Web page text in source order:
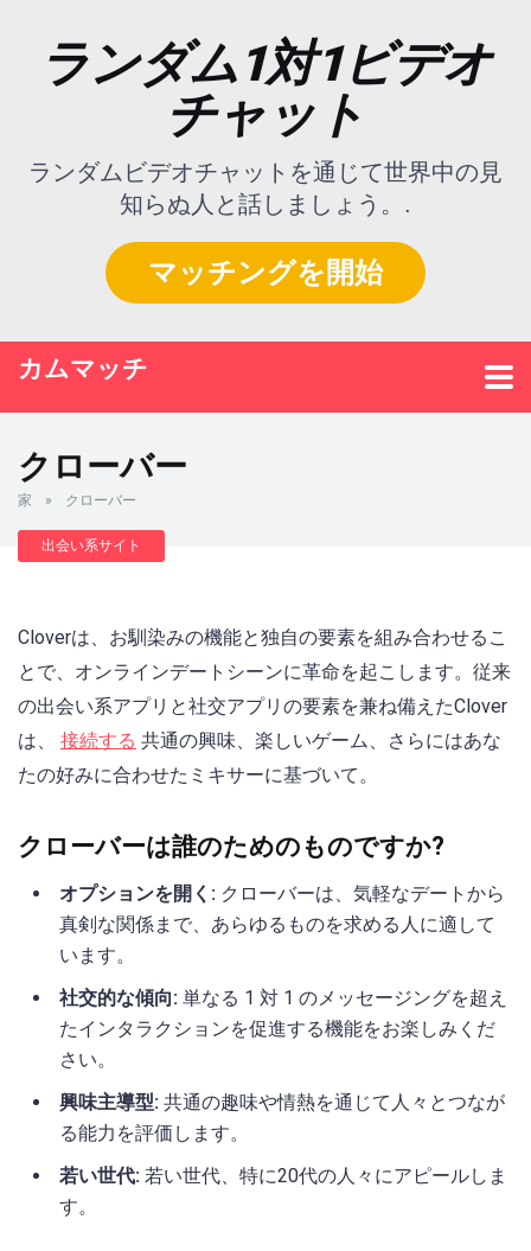
ランダム1対1ビデオ
チャット
ランダムビデオチャットを通じて世界中の見
知らぬ人と話しましょう。.
マッチングを開始
カムマッチ
クローバー
家 » クローバー
出会い系サイト
Cloverは、お馴染みの機能と独自の要素を組み合わせるこ
とで、オンラインデートシーンに革命を起こします。従来
の出会い系アプリと社交アプリの要素を兼ね備えたClover
は、 接続する 共通の興味、楽しいゲーム、さらにはあな
たの好みに合わせたミキサーに基づいて。
クローバーは誰のためのものですか?
オプションを開く: クローバーは、気軽なデートから
真剣な関係まで、あらゆるものを求める人に適して
います。
社交的な傾向: 単なる 1 対 1 のメッセージングを超え
たインタラクションを促進する機能をお楽しみくだ
さい。
興味主導型: 共通の趣味や情熱を通じて人々とつなが
る能力を評価します。
若い世代: 若い世代、特に20代の人々にアピールしま
す。